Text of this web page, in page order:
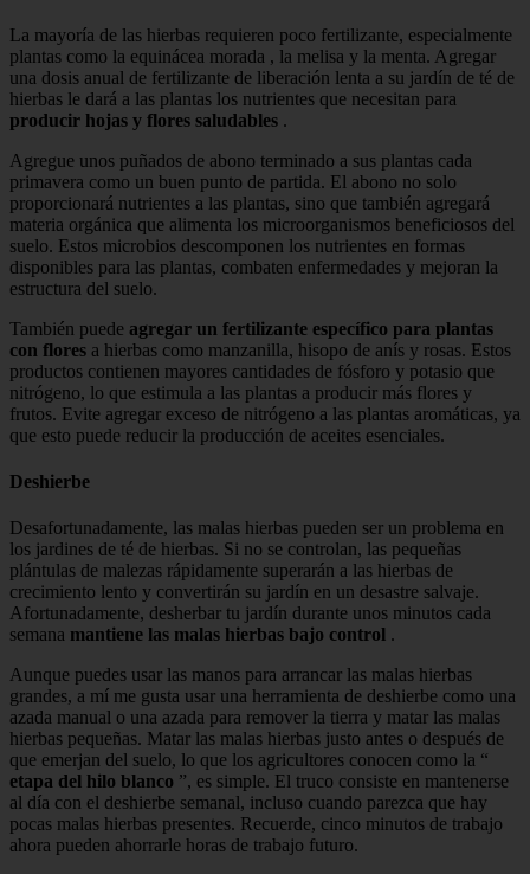
La mayoría de las hierbas requieren poco fertilizante, especialmente
plantas como la equinácea morada , la melisa y la menta. Agregar
una dosis anual de fertilizante de liberación lenta a su jardín de té de
hierbas le dará a las plantas los nutrientes que necesitan para
producir hojas y flores saludables .
Agregue unos puñados de abono terminado a sus plantas cada
primavera como un buen punto de partida. El abono no solo
proporcionará nutrientes a las plantas, sino que también agregará
materia orgánica que alimenta los microorganismos beneficiosos del
suelo. Estos microbios descomponen los nutrientes en formas
disponibles para las plantas, combaten enfermedades y mejoran la
estructura del suelo.
También puede agregar un fertilizante específico para plantas
con flores a hierbas como manzanilla, hisopo de anís y rosas. Estos
productos contienen mayores cantidades de fósforo y potasio que
nitrógeno, lo que estimula a las plantas a producir más flores y
frutos. Evite agregar exceso de nitrógeno a las plantas aromáticas, ya
que esto puede reducir la producción de aceites esenciales.
Deshierbe
Desafortunadamente, las malas hierbas pueden ser un problema en
los jardines de té de hierbas. Si no se controlan, las pequeñas
plántulas de malezas rápidamente superarán a las hierbas de
crecimiento lento y convertirán su jardín en un desastre salvaje.
Afortunadamente, desherbar tu jardín durante unos minutos cada
semana mantiene las malas hierbas bajo control .
Aunque puedes usar las manos para arrancar las malas hierbas
grandes, a mí me gusta usar una herramienta de deshierbe como una
azada manual o una azada para remover la tierra y matar las malas
hierbas pequeñas. Matar las malas hierbas justo antes o después de
que emerjan del suelo, lo que los agricultores conocen como la “
etapa del hilo blanco ”, es simple. El truco consiste en mantenerse
al día con el deshierbe semanal, incluso cuando parezca que hay
pocas malas hierbas presentes. Recuerde, cinco minutos de trabajo
ahora pueden ahorrarle horas de trabajo futuro.